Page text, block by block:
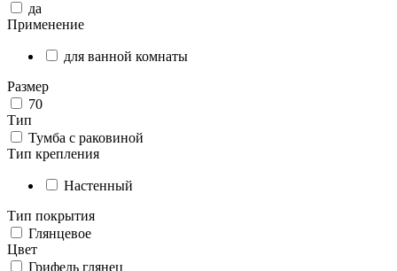
да
Применение
для ванной комнаты
Размер
70
Тип
Тумба с раковиной
Тип крепления
Настенный
Тип покрытия
Глянцевое
Цвет
Грифель глянец